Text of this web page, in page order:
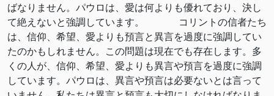
ばなりません。パウロは、愛は何よりも優れており、決し
て絶えないと強調しています。 コリントの信者たち
は、信仰、希望、愛よりも預言と異言を過度に強調してい
たのかもしれません。この問題は現在でも存在します。多
くの人が、信仰、希望、愛よりも異言や預言を過度に強調
しています。パウロは、異言や預言は必要ないとは言って